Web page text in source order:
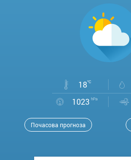
18°C
1023 hPa
Почасова прогноза